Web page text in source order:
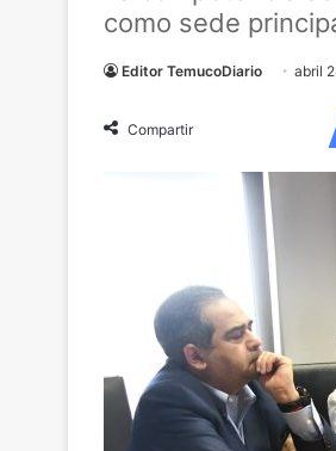
como sede
Editor TemucoDiario abril
Compartir